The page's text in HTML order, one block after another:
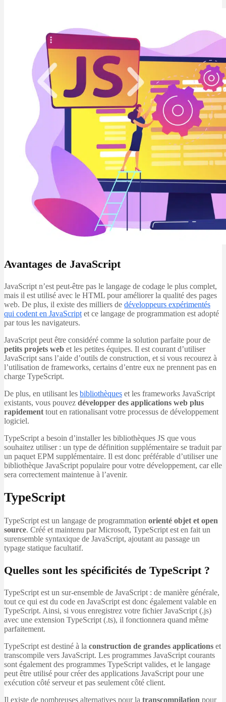
Avantages de JavaScript
JavaScript n’est peut-être pas le langage de codage le plus complet,
mais il est utilisé avec le HTML pour améliorer la qualité des pages
web. De plus, il existe des milliers de développeurs expérimentés
qui codent en JavaScript et ce langage de programmation est adopté
par tous les navigateurs.
JavaScript peut être considéré comme la solution parfaite pour de
petits projets web et les petites équipes. Il est courant d’utiliser
JavaScript sans l’aide d’outils de construction, et si vous recourez à
l’utilisation de frameworks, certains d’entre eux ne prennent pas en
charge TypeScript.
De plus, en utilisant les bibliothèques et les frameworks JavaScript
existants, vous pouvez développer des applications web plus
rapidement tout en rationalisant votre processus de développement
logiciel.
TypeScript a besoin d’installer les bibliothèques JS que vous
souhaitez utiliser : un type de définition supplémentaire se traduit par
un paquet EPM supplémentaire. Il est donc préférable d’utiliser une
bibliothèque JavaScript populaire pour votre développement, car elle
sera correctement maintenue à l’avenir.
TypeScript
TypeScript est un langage de programmation orienté objet et open
source. Créé et maintenu par Microsoft, TypeScript est en fait un
surensemble syntaxique de JavaScript, ajoutant au passage un
typage statique facultatif.
Quelles sont les spécificités de TypeScript ?
TypeScript est un sur-ensemble de JavaScript : de manière générale,
tout ce qui est du code en JavaScript est donc également valable en
TypeScript. Ainsi, si vous enregistrez votre fichier JavaScript (.js)
avec une extension TypeScript (.ts), il fonctionnera quand même
parfaitement.
TypeScript est destiné à la construction de grandes applications et
transcompile vers JavaScript. Les programmes JavaScript courants
sont également des programmes TypeScript valides, et le langage
peut être utilisé pour créer des applications JavaScript pour une
exécution côté serveur et pas seulement côté client.
Il existe de nombreuses alternatives pour la transcompilation pour